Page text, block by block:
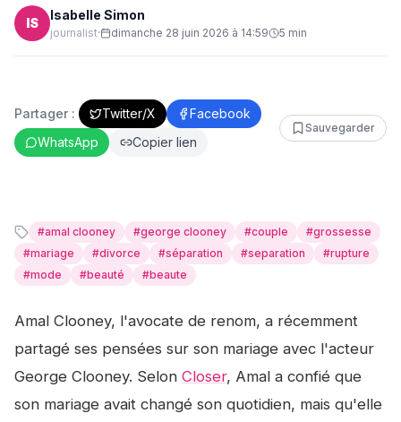
IS
Isabelle Simon
journalist· dimanche 28 juin 2026 à 14:59 5 min
Partager : Twitter/X
Facebook
WhatsApp
Copier lien
Sauvegarder
#amal clooney #george clooney #couple #grossesse
#mariage #divorce #séparation #separation #rupture
#mode #beauté #beaute
Amal Clooney, l'avocate de renom, a récemment
partagé ses pensées sur son mariage avec l'acteur
George Clooney. Selon Closer, Amal a confié que
son mariage avait changé son quotidien, mais qu'elle